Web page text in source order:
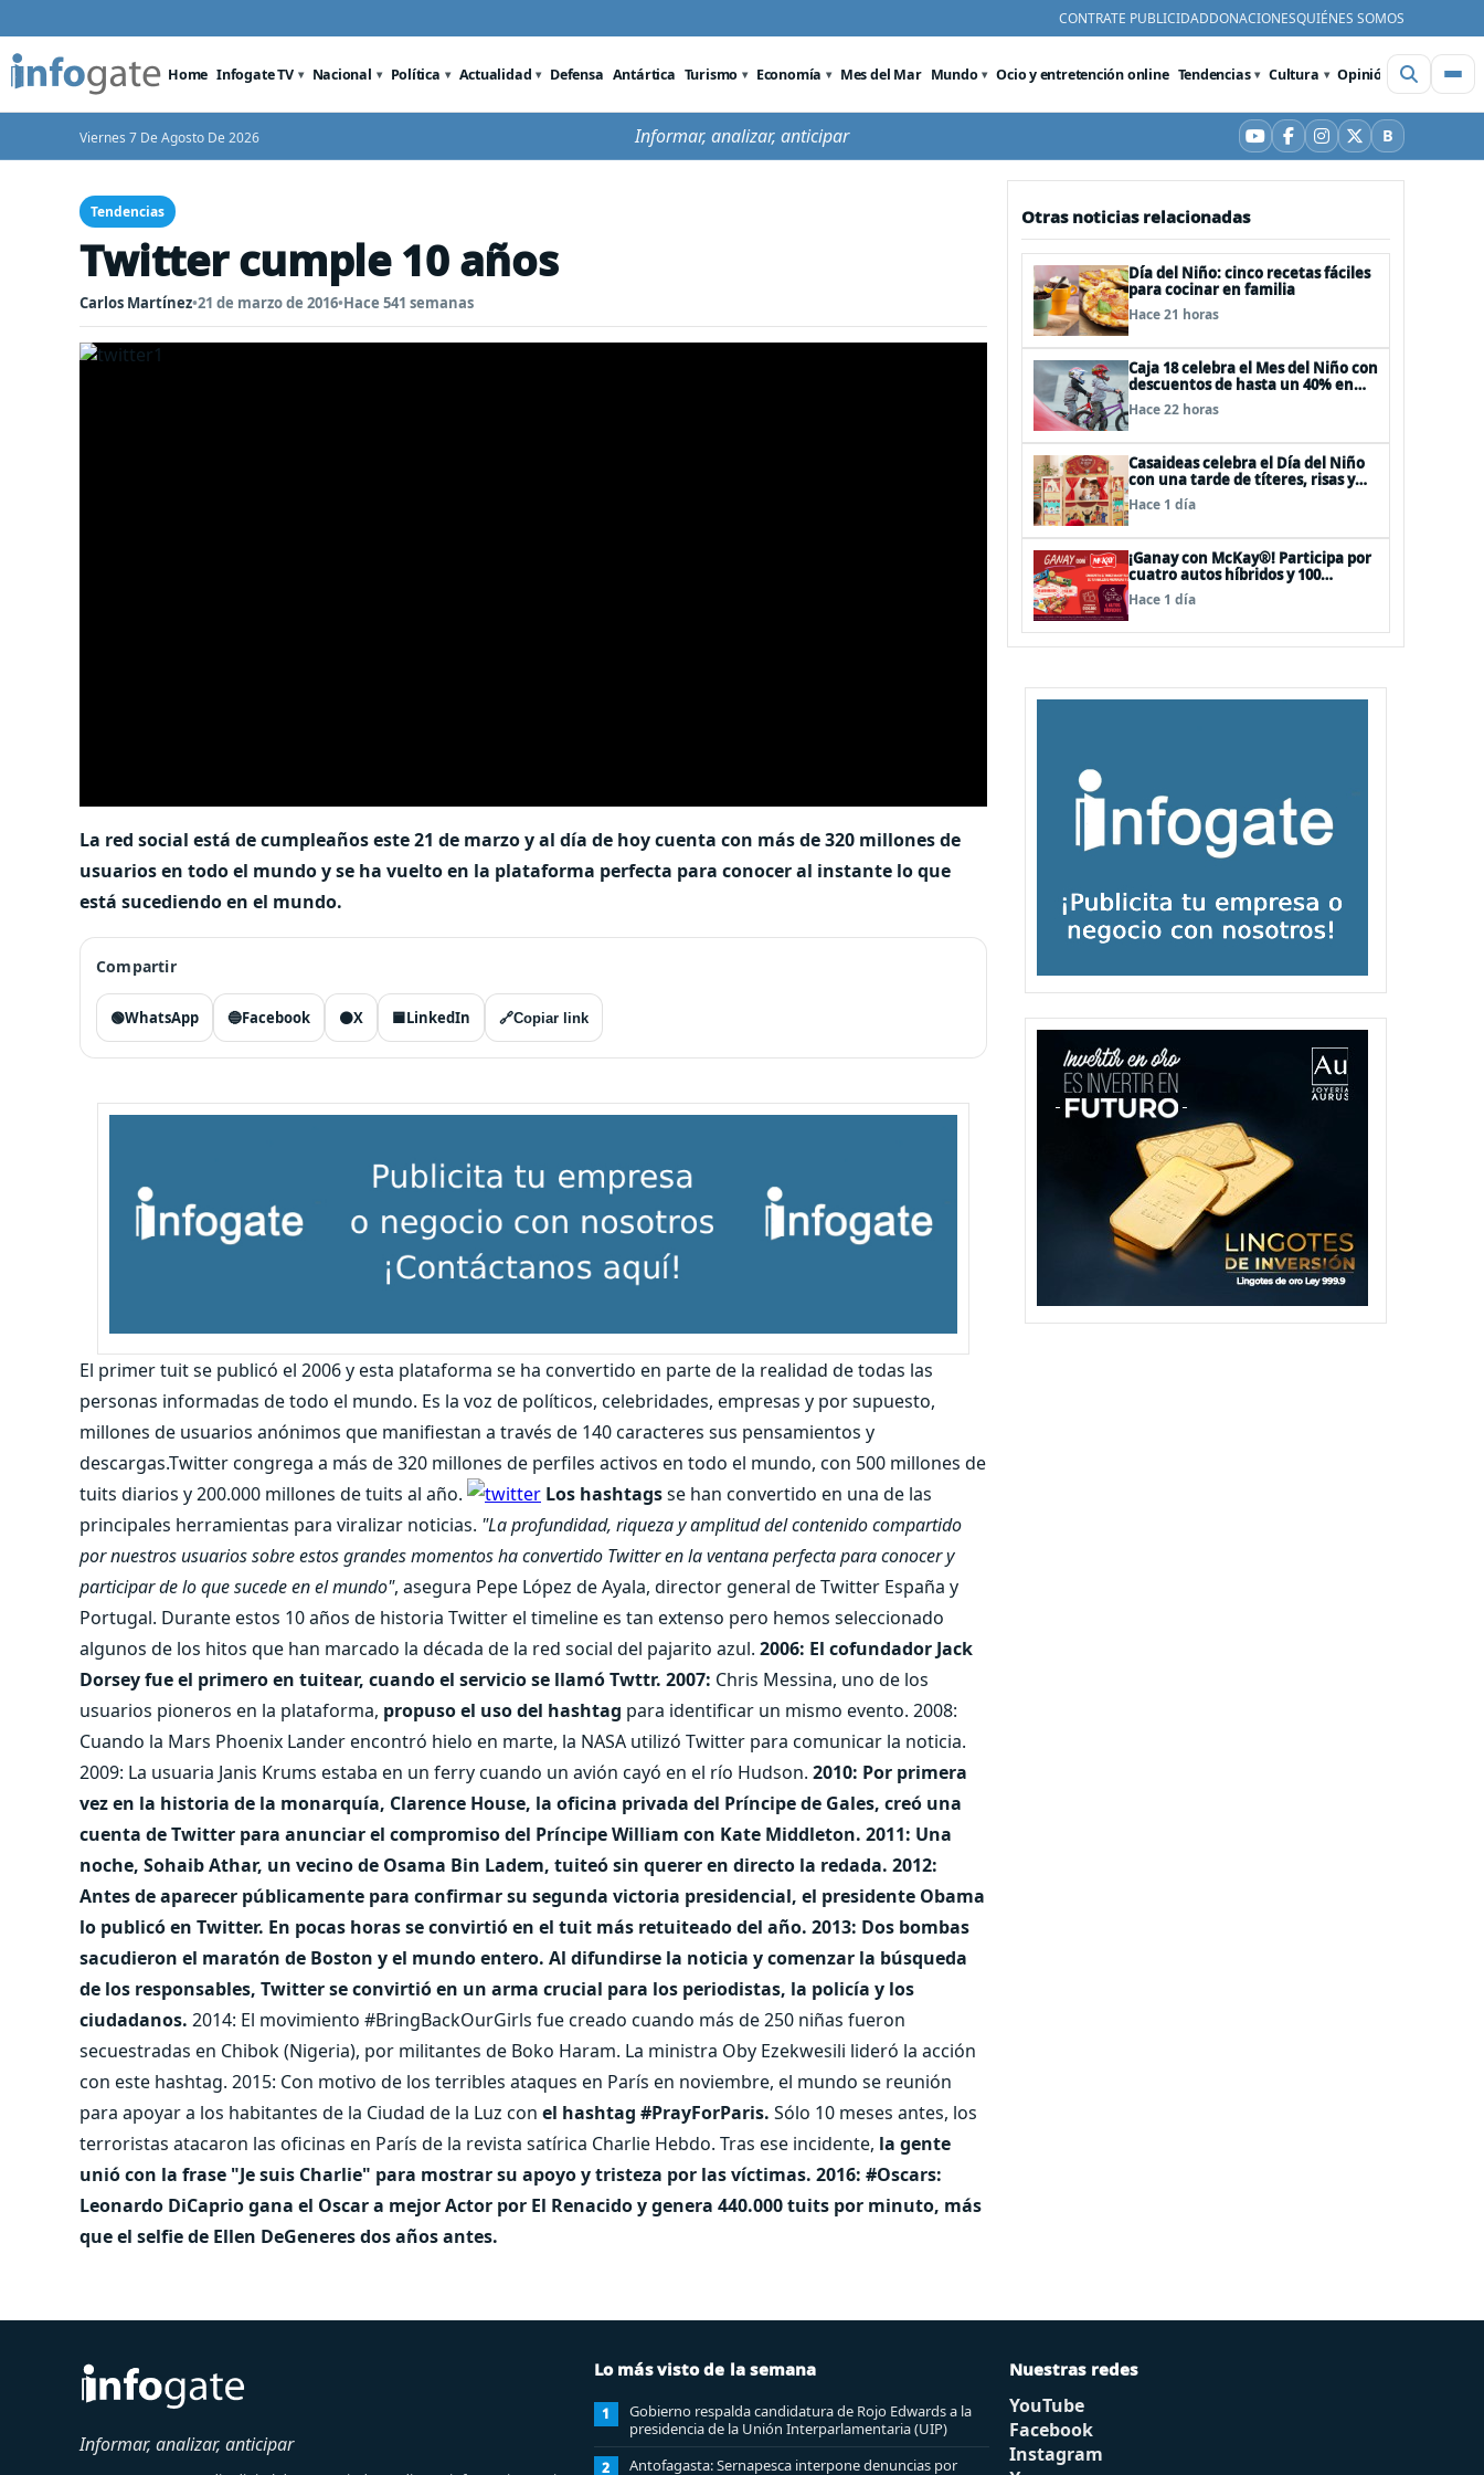
CONTRATE PUBLICIDADDONACIONESQUIÉNES SOMOS
Home Infogate TV Nacional Política Actualidad Defensa Antártica Turismo Economía Mes del Mar Mundo Ocio y entretención online Tendencias Cultura Opinión Videos
Viernes 7 De Agosto De 2026 Informar, analizar, anticipar YouTube
Facebook
Instagram
X BBluesky
Tendencias
Twitter cumple 10 años
Carlos Martínez•21 de marzo de 2016•Hace 541 semanas
La red social está de cumpleaños este 21 de marzo y al día de hoy cuenta con más de 320 millones de
usuarios en todo el mundo y se ha vuelto en la plataforma perfecta para conocer al instante lo que
está sucediendo en el mundo.
Compartir
🟢WhatsApp 🔵Facebook ⚫X 🟦LinkedIn 🔗Copiar link
El primer tuit se publicó el 2006 y esta plataforma se ha convertido en parte de la realidad de todas las
personas informadas de todo el mundo. Es la voz de políticos, celebridades, empresas y por supuesto,
millones de usuarios anónimos que manifiestan a través de 140 caracteres sus pensamientos y
descargas.Twitter congrega a más de 320 millones de perfiles activos en todo el mundo, con 500 millones de
tuits diarios y 200.000 millones de tuits al año.
Los hashtagsse han convertido en una de las
principales herramientas para viralizar noticias. "La profundidad, riqueza y amplitud del contenido compartido
por nuestros usuarios sobre estos grandes momentos ha convertido Twitter en la ventana perfecta para conocer y
participar de lo que sucede en el mundo", asegura Pepe López de Ayala, director general de Twitter España y
Portugal. Durante estos 10 años de historia Twitter el timeline es tan extenso pero hemos seleccionado
algunos de los hitos que han marcado la década de la red social del pajarito azul. 2006: El cofundador Jack
Dorsey fue el primero en tuitear, cuando el servicio se llamó Twttr. 2007: Chris Messina, uno de los
usuarios pioneros en la plataforma, propuso el uso del hashtag para identificar un mismo evento. 2008:
Cuando la Mars Phoenix Lander encontró hielo en marte, la NASA utilizó Twitter para comunicar la noticia.
2009: La usuaria Janis Krums estaba en un ferry cuando un avión cayó en el río Hudson. 2010: Por primera
vez en la historia de la monarquía, Clarence House, la oficina privada del Príncipe de Gales, creó una
cuenta de Twitter para anunciar el compromiso del Príncipe William con Kate Middleton. 2011: Una
noche, Sohaib Athar, un vecino de Osama Bin Ladem, tuiteó sin querer en directo la redada. 2012:
Antes de aparecer públicamente para confirmar su segunda victoria presidencial, el presidente Obama
lo publicó en Twitter. En pocas horas se convirtió en el tuit más retuiteado del año. 2013: Dos bombas
sacudieron el maratón de Boston y el mundo entero. Al difundirse la noticia y comenzar la búsqueda
de los responsables, Twitter se convirtió en un arma crucial para los periodistas, la policía y los
ciudadanos. 2014: El movimiento #BringBackOurGirls fue creado cuando más de 250 niñas fueron
secuestradas en Chibok (Nigeria), por militantes de Boko Haram. La ministra Oby Ezekwesili lideró la acción
con este hashtag. 2015: Con motivo de los terribles ataques en París en noviembre, el mundo se reunión
para apoyar a los habitantes de la Ciudad de la Luz con el hashtag #PrayForParis. Sólo 10 meses antes, los
terroristas atacaron las oficinas en París de la revista satírica Charlie Hebdo. Tras ese incidente, la gente
unió con la frase "Je suis Charlie" para mostrar su apoyo y tristeza por las víctimas. 2016: #Oscars:
Leonardo DiCaprio gana el Oscar a mejor Actor por El Renacido y genera 440.000 tuits por minuto, más
que el selfie de Ellen DeGeneres dos años antes.
Otras noticias relacionadas
Día del Niño: cinco recetas fáciles
para cocinar en familia
Hace 21 horas
Caja 18 celebra el Mes del Niño con
descuentos de hasta un 40% en
panoramas, cine, shows y
streaming
Hace 22 horas
Casaideas celebra el Día del Niño
con una tarde de títeres, risas y
sorpresas en el Mall Plaza Vespucio
Hace 1 día
¡Ganay con McKay®! Participa por
cuatro autos híbridos y 100
premios de $500.000
Hace 1 día
Informar, analizar, anticipar
Lo más visto de la semana
1
Gobierno respalda candidatura de Rojo Edwards a la
presidencia de la Unión Interparlamentaria (UIP)
2
Antofagasta: Sernapesca interpone denuncias por
Nuestras redes
YouTube
Facebook
Instagram